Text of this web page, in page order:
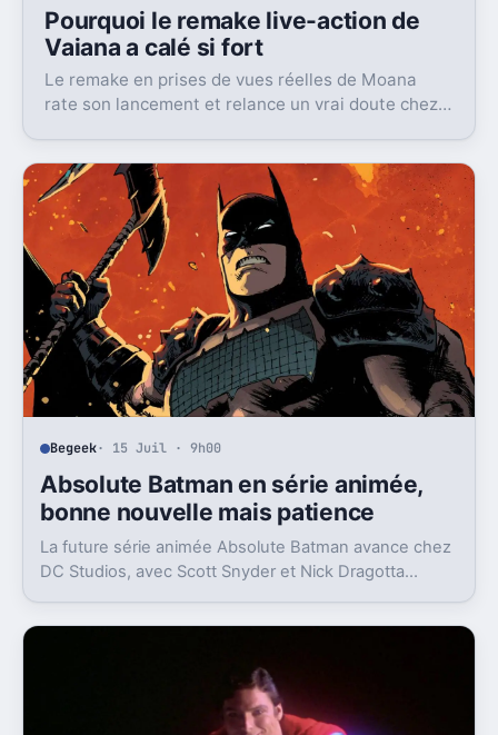
Pourquoi le remake live-action de
Vaiana a calé si fort
Le remake en prises de vues réelles de Moana
rate son lancement et relance un vrai doute chez
Begeek· 15 Juil · 9h00
Absolute Batman en série animée,
bonne nouvelle mais patience
La future série animée Absolute Batman avance chez
DC Studios, avec Scott Snyder et Nick Dragotta
demain.